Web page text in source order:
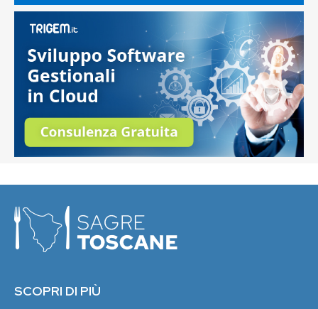
SCOPRI DI PIÙ